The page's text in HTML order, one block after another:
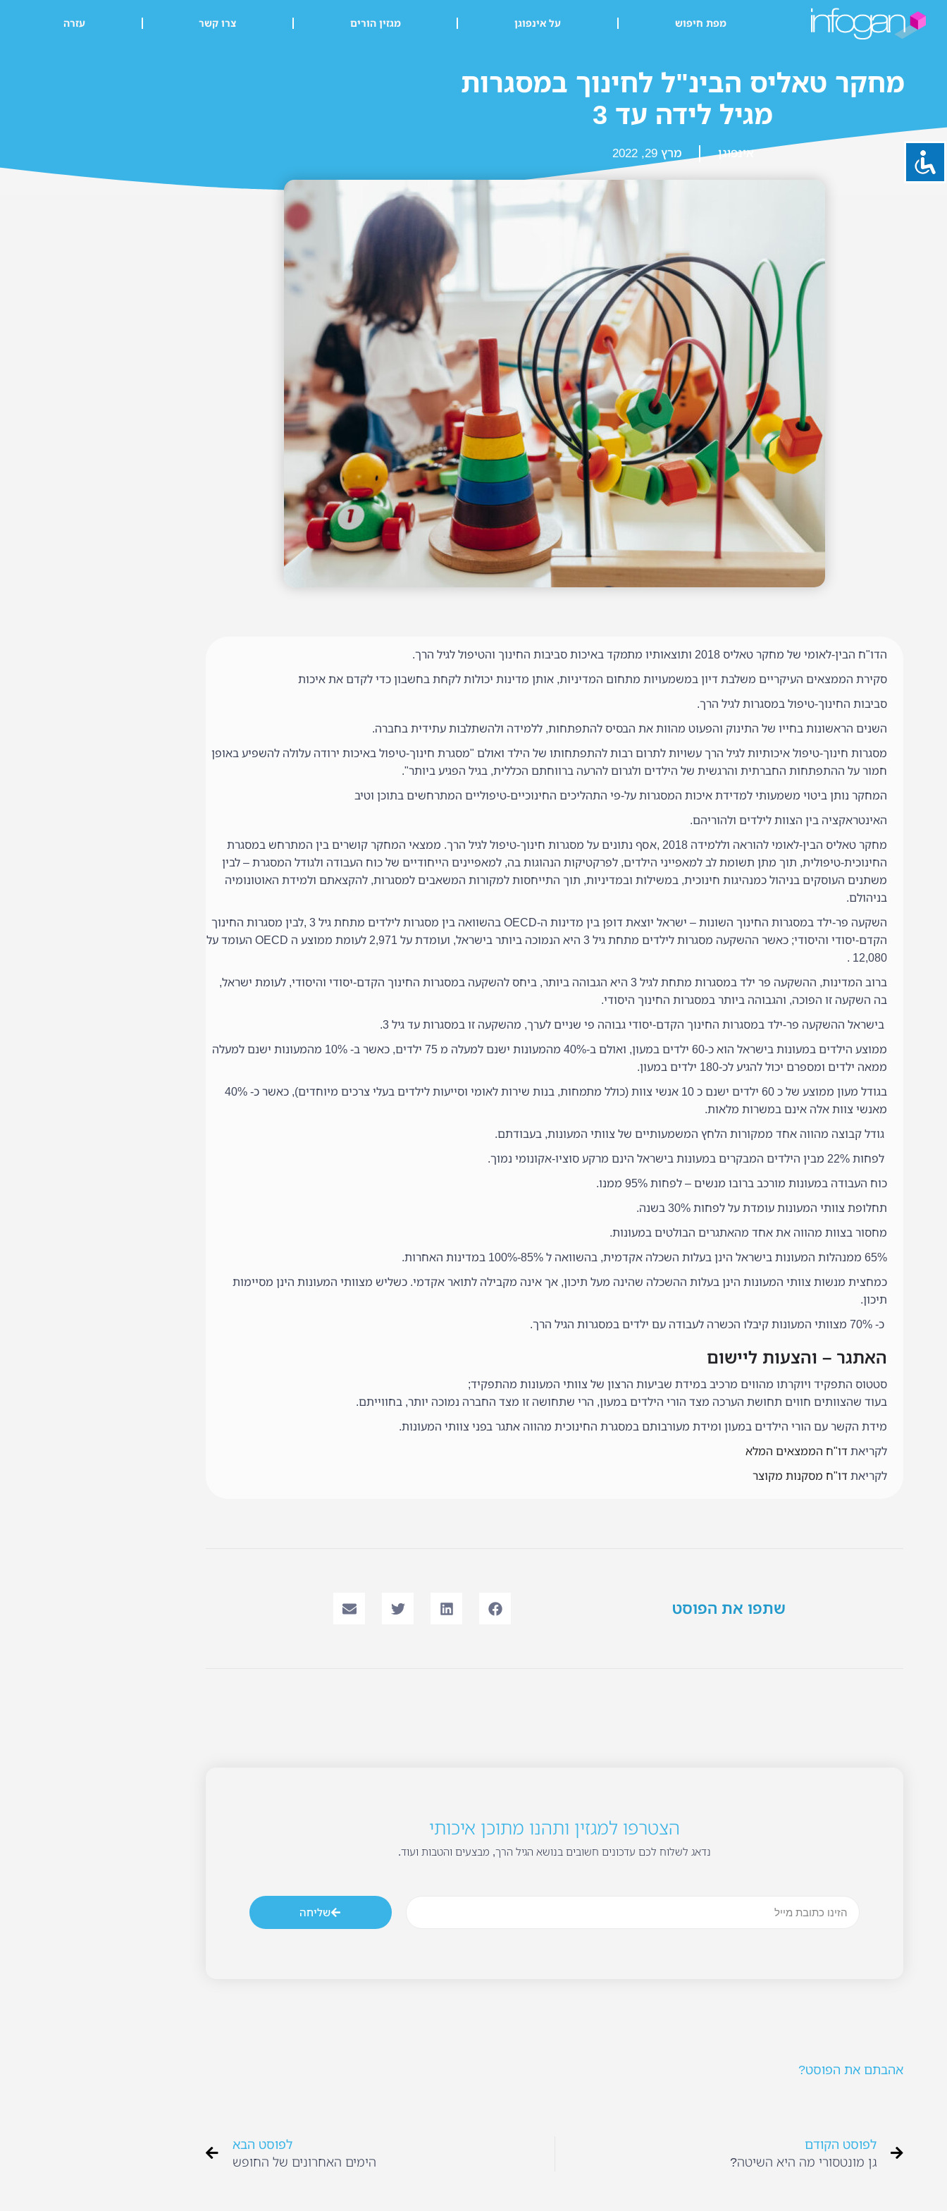
מפת חיפוש על אינפוגן מגזין הורים צרו קשר עזרה
מחקר טאליס הבינ"ל לחינוך במסגרות
מגיל לידה עד 3
אינפוגן מרץ 29, 2022
הדו"ח הבין-לאומי של מחקר טאליס 2018 ותוצאותיו מתמקד באיכות סביבות החינוך והטיפול לגיל הרך.
סקירת הממצאים העיקריים משלבת דיון במשמעויות מתחום המדיניות, אותן מדינות יכולות לקחת בחשבון כדי לקדם את איכות
סביבות החינוך-טיפול במסגרות לגיל הרך.
השנים הראשונות בחייו של התינוק והפעוט מהוות את הבסיס להתפתחות, ללמידה ולהשתלבות עתידית בחברה.
מסגרות חינוך-טיפול איכותיות לגיל הרך עשויות לתרום רבות להתפתחותו של הילד ואולם "מסגרת חינוך-טיפול באיכות ירודה עלולה להשפיע באופן
חמור על ההתפתחות החברתית והרגשית של הילדים ולגרום להרעה ברווחתם הכללית, בגיל הפגיע ביותר".
המחקר נותן ביטוי משמעותי למדידת איכות המסגרות על-פי התהליכים החינוכיים-טיפוליים המתרחשים בתוכן וטיב
האינטראקציה בין הצוות לילדים ולהוריהם.
מחקר טאליס הבין-לאומי להוראה וללמידה 2018 ,אסף נתונים על מסגרות חינוך-טיפול לגיל הרך. ממצאי המחקר קושרים בין המתרחש במסגרת
החינוכית-טיפולית, תוך מתן תשומת לב למאפייני הילדים, לפרקטיקות הנהוגות בה, למאפיינים הייחודיים של כוח העבודה ולגודל המסגרת – לבין
משתנים העוסקים בניהול כמנהיגות חינוכית, במשילות ובמדיניות, תוך התייחסות למקורות המשאבים למסגרות, להקצאתם ולמידת האוטונומיה
בניהולם.
השקעה פר-ילד במסגרות החינוך השונות – ישראל יוצאת דופן בין מדינות ה-OECD בהשוואה בין מסגרות לילדים מתחת גיל 3 ,לבין מסגרות החינוך
הקדם-יסודי והיסודי; כאשר ההשקעה מסגרות לילדים מתחת גיל 3 היא הנמוכה ביותר בישראל, ועומדת על 2,971 לעומת ממוצע ה OECD העומד על
12,080 .
ברוב המדינות, ההשקעה פר ילד במסגרות מתחת לגיל 3 היא הגבוהה ביותר, ביחס להשקעה במסגרות החינוך הקדם-יסודי והיסודי, לעומת ישראל,
בה השקעה זו הפוכה, והגבוהה ביותר במסגרות החינוך היסודי.
בישראל ההשקעה פר-ילד במסגרות החינוך הקדם-יסודי גבוהה פי שניים לערך, מהשקעה זו במסגרות עד גיל 3.
ממוצע הילדים במעונות בישראל הוא כ-60 ילדים במעון, ואולם ב-40% מהמעונות ישנם למעלה מ 75 ילדים, כאשר ב- 10% מהמעונות ישנם למעלה
ממאה ילדים ומספרם יכול להגיע לכ-180 ילדים במעון.
בגודל מעון ממוצע של כ 60 ילדים ישנם כ 10 אנשי צוות (כולל מתמחות, בנות שירות לאומי וסייעות לילדים בעלי צרכים מיוחדים), כאשר כ- 40%
מאנשי צוות אלה אינם במשרות מלאות.
גודל קבוצה מהווה אחד ממקורות הלחץ המשמעותיים של צוותי המעונות, בעבודתם.
לפחות 22% מבין הילדים המבקרים במעונות בישראל הינם מרקע סוציו-אקונומי נמוך.
כוח העבודה במעונות מורכב ברובו מנשים – לפחות 95% ממנו.
תחלופת צוותי המעונות עומדת על לפחות 30% בשנה.
מחסור בצוות מהווה את אחד מהאתגרים הבולטים במעונות.
65% ממנהלות המעונות בישראל הינן בעלות השכלה אקדמית, בהשוואה ל 85%-100% במדינות האחרות.
כמחצית מנשות צוותי המעונות הינן בעלות ההשכלה שהינה מעל תיכון, אך אינה מקבילה לתואר אקדמי. כשליש מצוותי המעונות הינן מסיימות
תיכון.
כ- 70% מצוותי המעונות קיבלו הכשרה לעבודה עם ילדים במסגרות הגיל הרך.
האתגר – והצעות ליישום
סטטוס התפקיד ויוקרתו מהווים מרכיב במידת שביעות הרצון של צוותי המעונות מהתפקיד;
בעוד שהצוותים חווים תחושת הערכה מצד הורי הילדים במעון, הרי שתחושה זו מצד החברה נמוכה יותר, בחווייתם.
מידת הקשר עם הורי הילדים במעון ומידת מעורבותם במסגרת החינוכית מהווה אתגר בפני צוותי המעונות.
לקריאת דו"ח הממצאים המלא
לקריאת דו"ח מסקנות מקוצר
שתפו את הפוסט
הצטרפו למגזין ותהנו מתוכן איכותי
נדאג לשלוח לכם עדכונים חשובים בנושא הגיל הרך, מבצעים והטבות ועוד.
שליחה
אהבתם את הפוסט?
לפוסט הקודם
גן מונטסורי מה היא השיטה?
לפוסט הבא
הימים האחרונים של החופש